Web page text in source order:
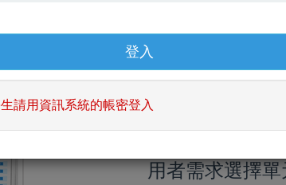
YouTube頻道
TOEIC模擬
模擬2018年3
用者需求選擇
請用資訊系統的帳密登入